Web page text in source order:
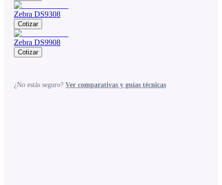
Zebra DS9308
Cotizar
Zebra DS9908
Cotizar
¿No estás seguro? Ver comparativas y guías técnicas